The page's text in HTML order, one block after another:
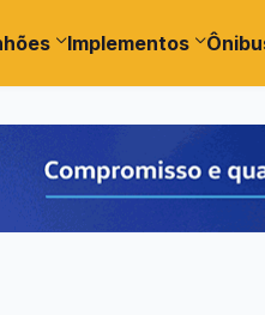
Implementos